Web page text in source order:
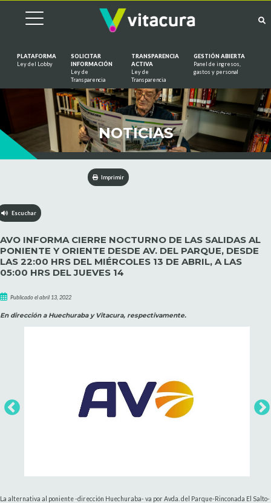
PLATAFORMA
Ley del Lobby
SOLICITAR
INFORMACIÓN
Ley de
Transparencia
TRANSPARENCIA
ACTIVA
Ley de
Transparencia
GESTIÓN ABIERTA
Panel de ingresos,
gastos y personal
NOTICIAS
Imprimir
Escuchar
AVO INFORMA CIERRE NOCTURNO DE LAS SALIDAS AL
PONIENTE Y ORIENTE DESDE AV. DEL PARQUE, DESDE
LAS 22:00 HRS DEL MIÉRCOLES 13 DE ABRIL, A LAS
05:00 HRS DEL JUEVES 14
Publicado el abril 13, 2022
En dirección a Huechuraba y Vitacura, respectivamente.
La alternativa al poniente -dirección Huechuraba- va por Avda. del Parque-Rinconada El Salto-